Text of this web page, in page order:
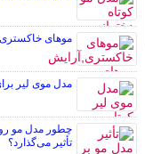
موهای خاکستری
مدل موی لیر
چطور مدل مو
تأثیر می‌گذارد؟